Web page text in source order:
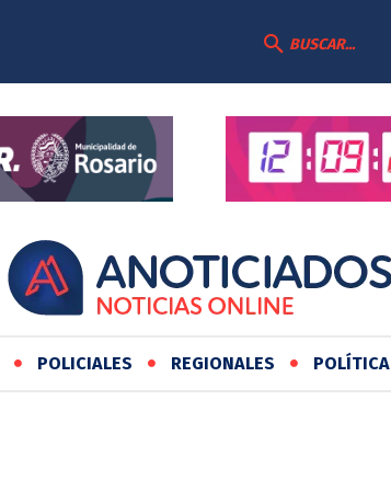
BUSCAR...
POLICIALES REGIONALES POLÍTICA